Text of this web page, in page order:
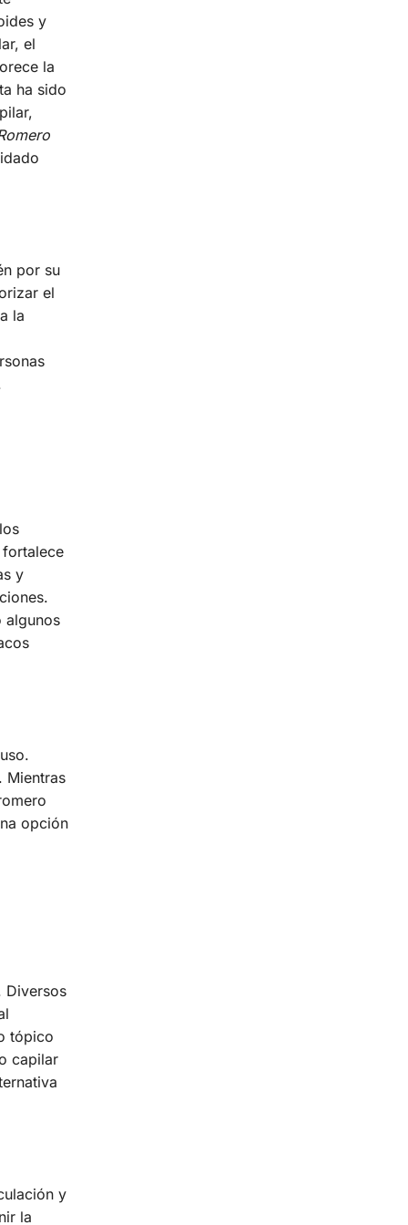
y
el
la
ha sido
por su
el
la
y
algunos
Mientras
opción
Diversos
tópico
capilar
y
la